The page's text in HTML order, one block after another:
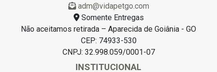
adm@vidapetgo.com
Somente Entregas
Não aceitamos retirada – Aparecida de Goiânia - GO
CEP: 74933-530
CNPJ: 32.998.059/0001-07
INSTITUCIONAL